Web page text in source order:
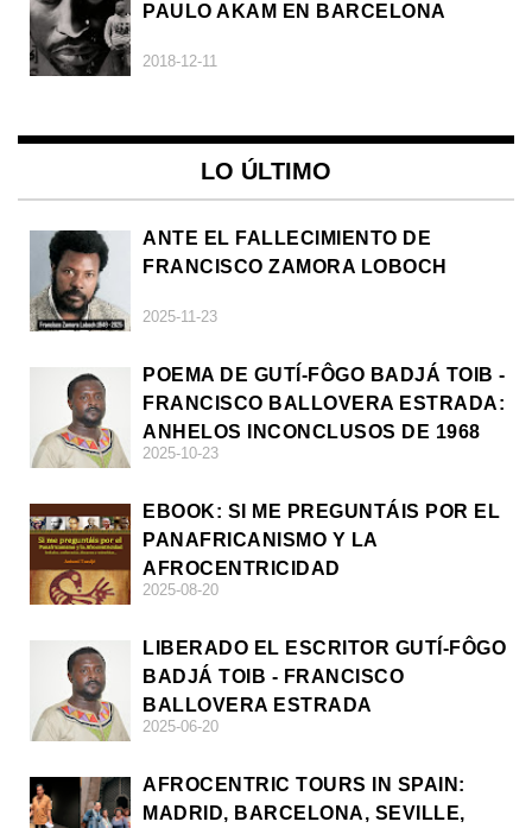
PAULO AKAM EN BARCELONA
2018-12-11
LO ÚLTIMO
ANTE EL FALLECIMIENTO DE
FRANCISCO ZAMORA LOBOCH
2025-11-23
POEMA DE GUTÍ-FÔGO BADJÁ TOIB -
FRANCISCO BALLOVERA ESTRADA:
ANHELOS INCONCLUSOS DE 1968
2025-10-23
EBOOK: SI ME PREGUNTÁIS POR EL
PANAFRICANISMO Y LA
AFROCENTRICIDAD
2025-08-20
LIBERADO EL ESCRITOR GUTÍ-FÔGO
BADJÁ TOIB - FRANCISCO
BALLOVERA ESTRADA
2025-06-20
AFROCENTRIC TOURS IN SPAIN:
MADRID, BARCELONA, SEVILLE,